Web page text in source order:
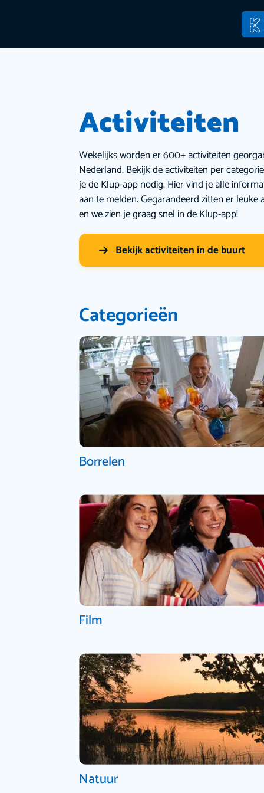
Activiteiten
Wekelijks worden er 600+ activiteiten
Nederland. Bekijk de activiteiten per
je de Klup-app nodig. Hier vind je alle
aan te melden. Gegarandeerd zitten er
en we zien je graag snel in de Klup-app!
Bekijk activiteiten in de buurt
Categorieën
Borrelen
Film
Natuur